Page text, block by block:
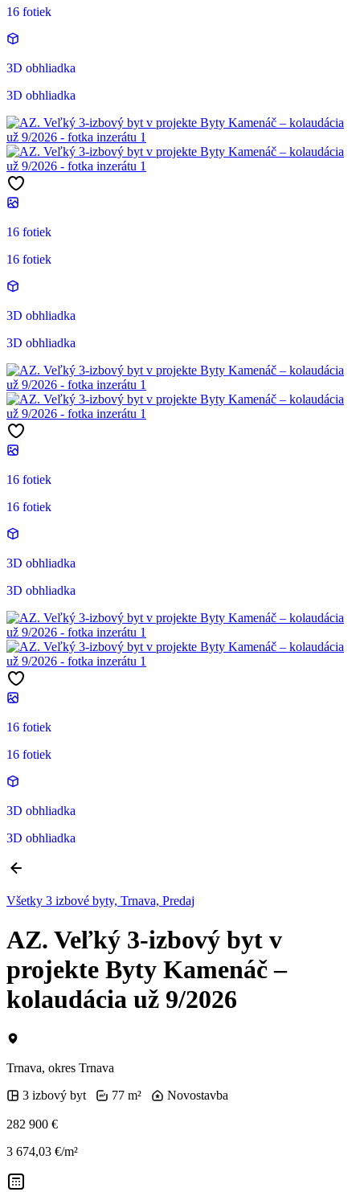
16 fotiek
3D obhliadka
3D obhliadka
16 fotiek
16 fotiek
3D obhliadka
3D obhliadka
16 fotiek
16 fotiek
3D obhliadka
3D obhliadka
16 fotiek
16 fotiek
3D obhliadka
3D obhliadka
Všetky 3 izbové byty, Trnava, Predaj
AZ. Veľký 3-izbový byt v
projekte Byty Kamenáč –
kolaudácia už 9/2026
Trnava, okres Trnava
3 izbový byt
77 m² Novostavba
282 900 €
3 674,03 €/m²